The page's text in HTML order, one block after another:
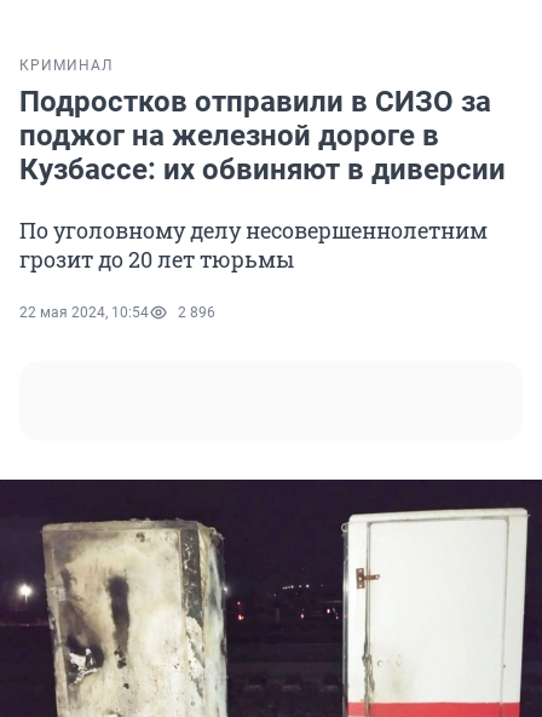
КРИМИНАЛ
Подростков отправили в СИЗО за
поджог на железной дороге в
Кузбассе: их обвиняют в диверсии
По уголовному делу несовершеннолетним
грозит до 20 лет тюрьмы
22 мая 2024, 10:54 2 896